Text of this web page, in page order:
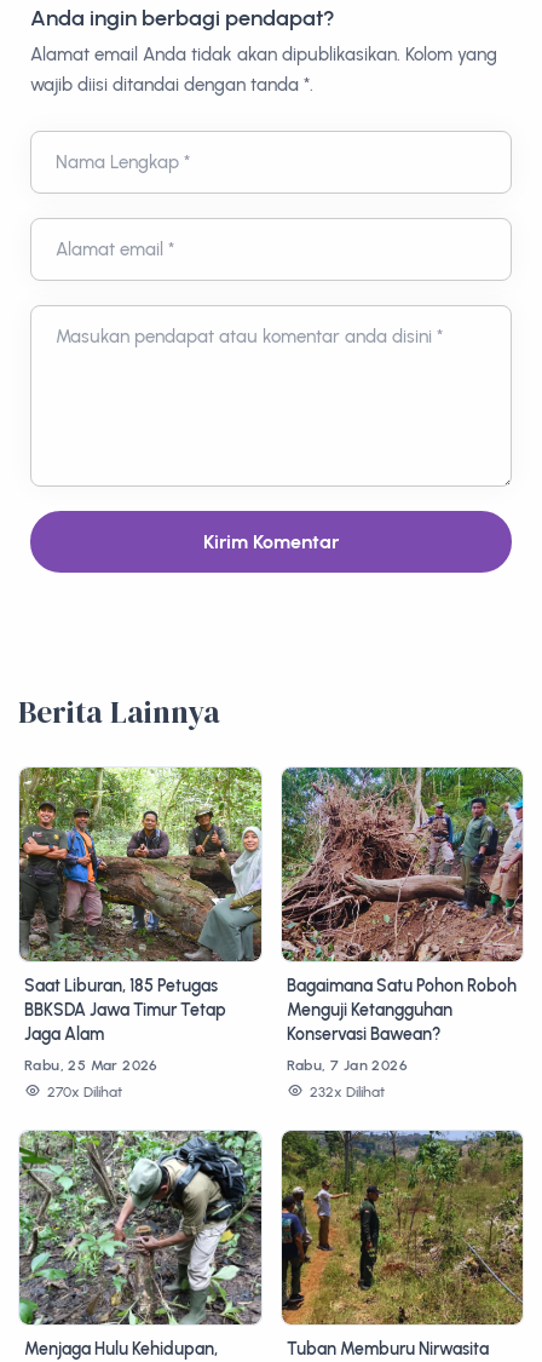
Anda ingin berbagi pendapat?
Alamat email Anda tidak akan dipublikasikan. Kolom yang
wajib diisi ditandai dengan tanda *.
Nama Lengkap *
Alamat email *
Masukan pendapat atau komentar anda disini *
Kirim Komentar
Berita Lainnya
Saat Liburan, 185 Petugas
BBKSDA Jawa Timur Tetap
Jaga Alam
Rabu, 25 Mar 2026
270x Dilihat
Bagaimana Satu Pohon Roboh
Menguji Ketangguhan
Konservasi Bawean?
Rabu, 7 Jan 2026
232x Dilihat
Menjaga Hulu Kehidupan,
Tuban Memburu Nirwasita